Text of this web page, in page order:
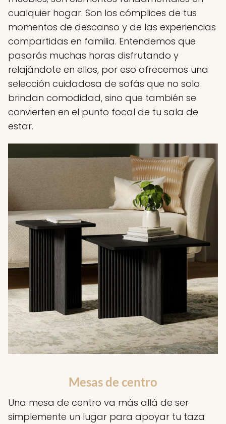
cualquier hogar. Son los cómplices de tus
momentos de descanso y de las experiencias
compartidas en familia. Entendemos que
pasarás muchas horas disfrutando y
relajándote en ellos, por eso ofrecemos una
selección cuidadosa de sofás que no solo
brindan comodidad, sino que también se
convierten en el punto focal de tu sala de
estar.
Mesas de centro
Una mesa de centro va más allá de ser
simplemente un lugar para apoyar tu taza